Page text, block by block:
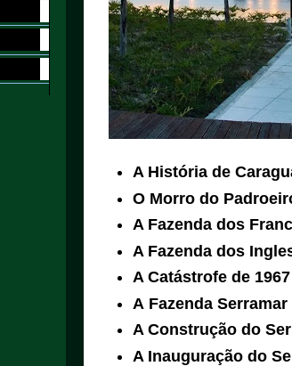
A História de
O Morro do
A Fazenda dos
A Fazenda dos
A Catástrofe de
A Fazenda Serramar
A Construção do
A Inauguração do